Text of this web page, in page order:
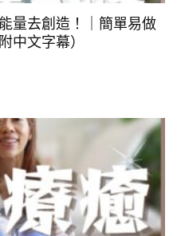
量去創造！｜簡單易做
中文字幕）